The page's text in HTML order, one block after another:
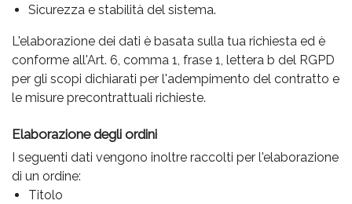
Sicurezza e stabilità del sistema.
L'elaborazione dei dati è basata sulla tua richiesta ed è
conforme all'Art. 6, comma 1, frase 1, lettera b del RGPD
per gli scopi dichiarati per l'adempimento del contratto e
le misure precontrattuali richieste.
Elaborazione degli ordini
I seguenti dati vengono inoltre raccolti per l'elaborazione
di un ordine:
Titolo